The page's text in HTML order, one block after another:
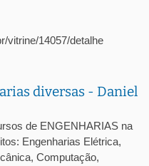
vitrine/14057/detalhe
diversas - Daniel
de ENGENHARIAS na
Engenharias Elétrica,
Computação,